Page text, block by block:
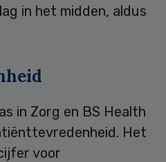
in het midden, aldus
in Zorg en BS Health
Het
voor